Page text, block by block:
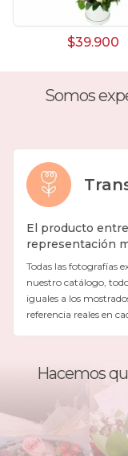
$39.900
Somos
El producto
representación
Todas las fotografías
nuestro catálogo,
iguales a los
referencia reales en
Hacemos